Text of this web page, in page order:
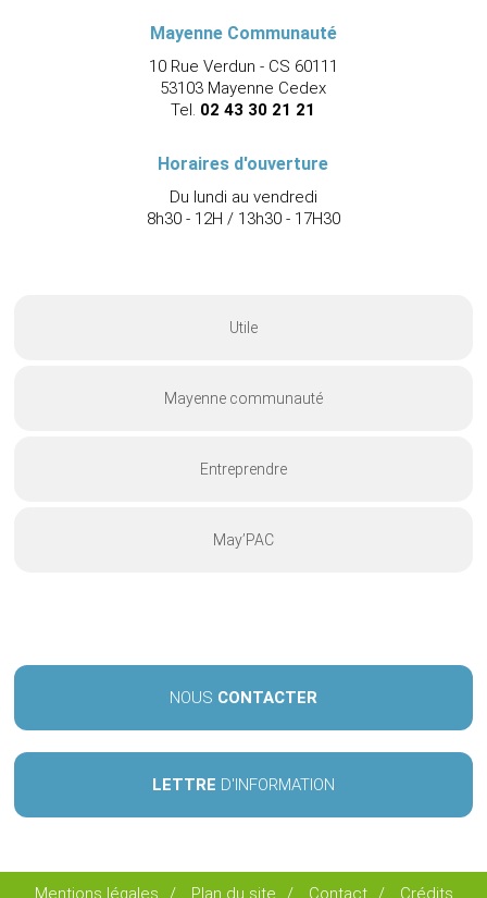
Mayenne Communauté
10 Rue Verdun - CS 60111
53103 Mayenne Cedex
Tel. 02 43 30 21 21
Horaires d'ouverture
Du lundi au vendredi
8h30 - 12H / 13h30 - 17H30
Utile
Mayenne communauté
Entreprendre
May’PAC
NOUS CONTACTER
LETTRE D'INFORMATION
Mentions légales / Plan du site / Contact / Crédits